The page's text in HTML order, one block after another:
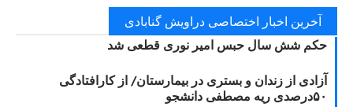
آخرین اخبار اختصاصی دراویش گنابادی
حکم شش سال حبس امیر نوری قطعی شد
آزادی از زندان و بستری در بیمارستان/ از کارافتادگی
۵۰درصدی ریه مصطفی دانشجو